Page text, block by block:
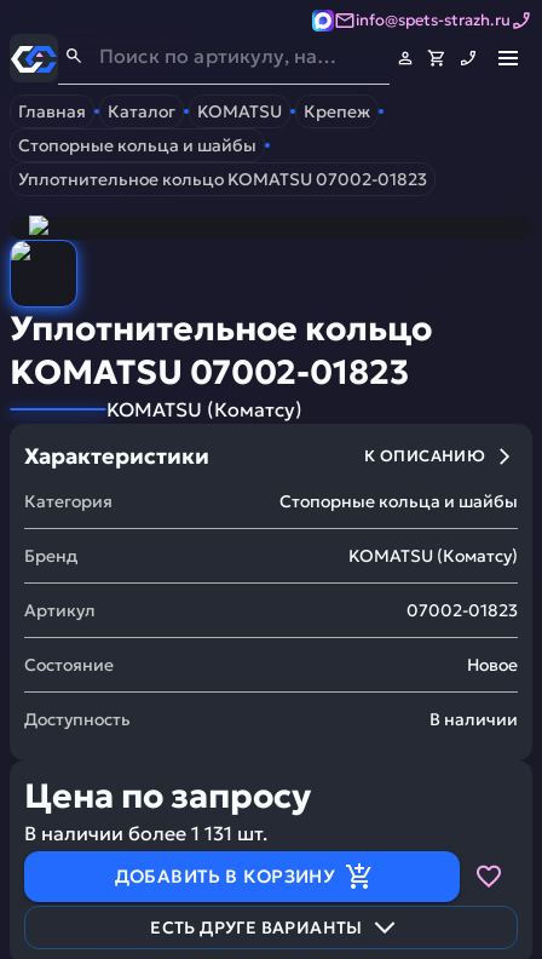
info@spets-strazh.ru
Спец-Страж- Запчасти для спецтехники
Главная Каталог KOMATSU
Крепеж
Стопорные кольца и шайбы
Уплотнительное кольцо KOMATSU 07002-01823
Уплотнительное кольцо
KOMATSU 07002-01823
KOMATSU (Коматсу)
Характеристики К ОПИСАНИЮ
Категория Стопорные кольца и шайбы
Бренд KOMATSU (Коматсу)
Артикул 07002-01823
Состояние Новое
Доступность В наличии
Цена по запросу
В наличии более 1 131 шт.
ДОБАВИТЬ В КОРЗИНУ
ЕСТЬ ДРУГЕ ВАРИАНТЫ